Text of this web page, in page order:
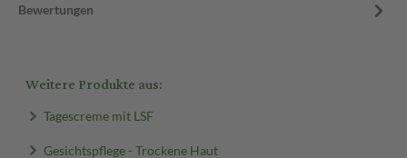
Bewertungen
Weitere Produkte aus:
Tagescreme mit LSF
Gesichtspflege - Trockene Haut